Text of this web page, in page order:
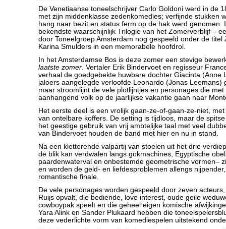
De Venetiaanse toneelschrijver Carlo Goldoni werd in de
met zijn middenklasse zedenkomedies; verfijnde stukken
hang naar bezit en status ferm op de hak werd genomen.
bekendste waarschijnlijk Trilogie van het Zomerverblijf –
door Toneelgroep Amsterdam nog gespeeld onder de titel
Karina Smulders in een memorabele hoofdrol.
In het Amsterdamse Bos is deze zomer een stevige
laatste zomer. Vertaler Erik Bindervoet en regisseur
verhaal de goedgebekte huwbare dochter Giacinta (Anne
jaloers aangelegde verloofde Leonardo (Jonas Leemans)
maar stroomlijnt de vele plotlijntjes en personages die
aanhangend volk op de jaarlijkse vakantie gaan naar
Het eerste deel is een vrolijk gaan-ze-of-gaan-ze-niet,
van ontelbare koffers. De setting is tijdloos, maar de
het geestige gebruik van vrij ambtelijke taal met veel
van Bindervoet houden de band met hier en nu in stand.
Na een kletterende valpartij van stoelen uit het drie
de blik kan verdwalen langs gokmachines, Egyptische
paardenwaterval en onbestemde geometrische vormen–
en worden de geld- en liefdesproblemen allengs
romantische finale.
De vele personages worden gespeeld door zeven
Ruijs opvalt, die bediende, love interest, oude geile
cowboypak speelt en die geheel eigen komische
Yara Alink en Sander Plukaard hebben die
deze vederlichte vorm van komediespelen uitstekend